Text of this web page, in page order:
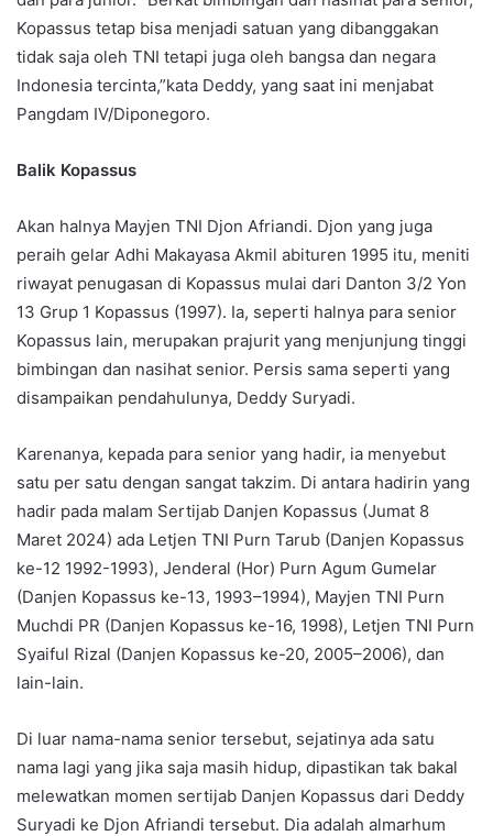
Kopassus tetap bisa menjadi satuan yang dibanggakan
tidak saja oleh TNI tetapi juga oleh bangsa dan negara
Indonesia tercinta,”kata Deddy, yang saat ini menjabat
Pangdam IV/Diponegoro.
Balik Kopassus
Akan halnya Mayjen TNI Djon Afriandi. Djon yang juga
peraih gelar Adhi Makayasa Akmil abituren 1995 itu, meniti
riwayat penugasan di Kopassus mulai dari Danton 3/2 Yon
13 Grup 1 Kopassus (1997). Ia, seperti halnya para senior
Kopassus lain, merupakan prajurit yang menjunjung tinggi
bimbingan dan nasihat senior. Persis sama seperti yang
disampaikan pendahulunya, Deddy Suryadi.
Karenanya, kepada para senior yang hadir, ia menyebut
satu per satu dengan sangat takzim. Di antara hadirin yang
hadir pada malam Sertijab Danjen Kopassus (Jumat 8
Maret 2024) ada Letjen TNI Purn Tarub (Danjen Kopassus
ke-12 1992-1993), Jenderal (Hor) Purn Agum Gumelar
(Danjen Kopassus ke-13, 1993–1994), Mayjen TNI Purn
Muchdi PR (Danjen Kopassus ke-16, 1998), Letjen TNI Purn
Syaiful Rizal (Danjen Kopassus ke-20, 2005–2006), dan
lain-lain.
Di luar nama-nama senior tersebut, sejatinya ada satu
nama lagi yang jika saja masih hidup, dipastikan tak bakal
melewatkan momen sertijab Danjen Kopassus dari Deddy
Suryadi ke Djon Afriandi tersebut. Dia adalah almarhum